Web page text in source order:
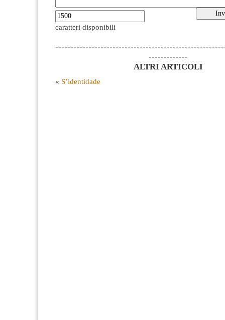
caratteri disponibili
-------------
ALTRI ARTICOLI
« S’identidade